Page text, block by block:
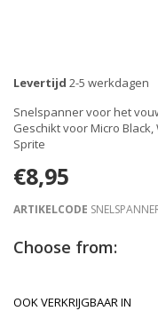
Levertijd 2-5 werkdagen
Snelspanner voor het
Geschikt voor Micro
Sprite
€8,95
ARTIKELCODE
Choose from:
OOK VERKRIJGBAAR IN